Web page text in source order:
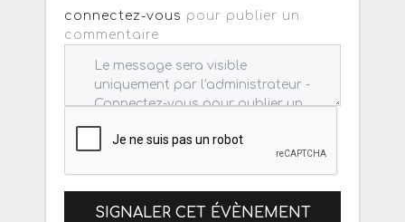
connectez-vous pour publier un
commentaire
SIGNALER CET ÉVÈNEMENT